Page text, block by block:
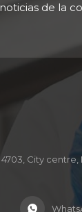
de la
City centre,